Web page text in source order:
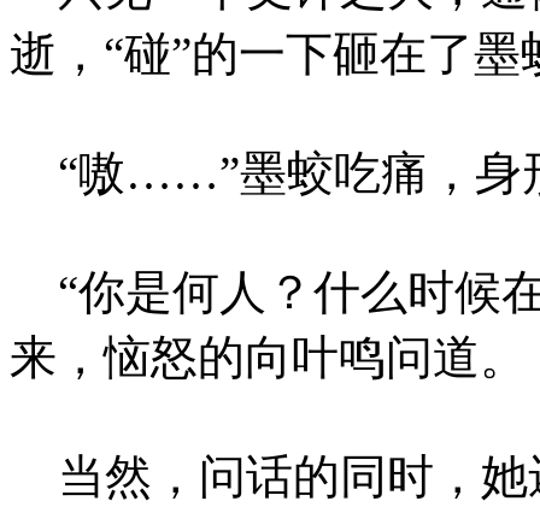
逝，“碰”的一下砸在了墨
“嗷……”墨蛟吃痛，身
“你是何人？什么时候
来，恼怒的向叶鸣问道。
当然，问话的同时，她